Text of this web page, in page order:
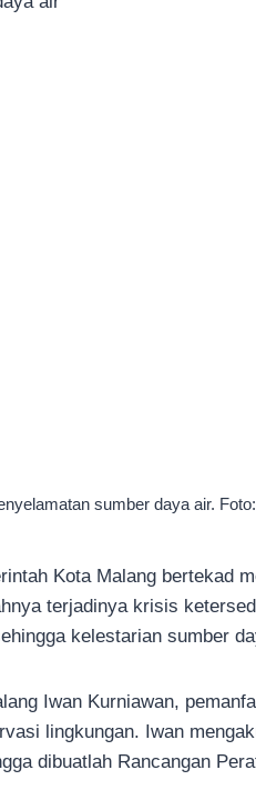
sumber daya air.
Kota Malang bertekad
terjadinya krisis
kelestarian sumber
Iwan Kurniawan,
lingkungan. Iwan
dibuatlah Rancangan